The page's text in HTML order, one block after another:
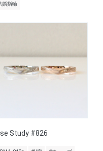
婚指輪
Study #826